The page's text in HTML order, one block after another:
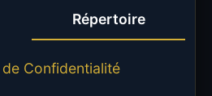
Répertoire
Confidentialité